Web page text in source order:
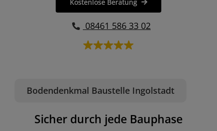
Bodendenkmal Baustelle Ingolstadt
Sicher durch jede Bauphase
Kostenlose Beratung
08461 586 33 02